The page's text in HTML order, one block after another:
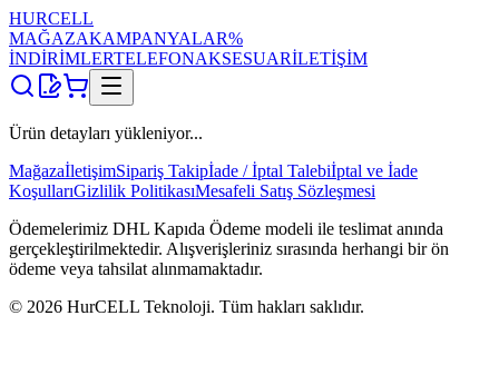
HURCELL
MAĞAZAKAMPANYALAR%
İNDİRİMLERTELEFONAKSESUARİLETİŞİM
Ürün detayları yükleniyor...
MağazaİletişimSipariş Takipİade / İptal Talebiİptal ve İade
KoşullarıGizlilik PolitikasıMesafeli Satış Sözleşmesi
Ödemelerimiz DHL Kapıda Ödeme modeli ile teslimat anında
gerçekleştirilmektedir. Alışverişleriniz sırasında herhangi bir ön
ödeme veya tahsilat alınmamaktadır.
© 2026 HurCELL Teknoloji. Tüm hakları saklıdır.